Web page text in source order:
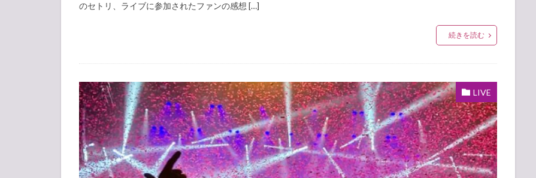
のセトリ、ライブに参加されたファンの感想 […]
続きを読む
LIVE